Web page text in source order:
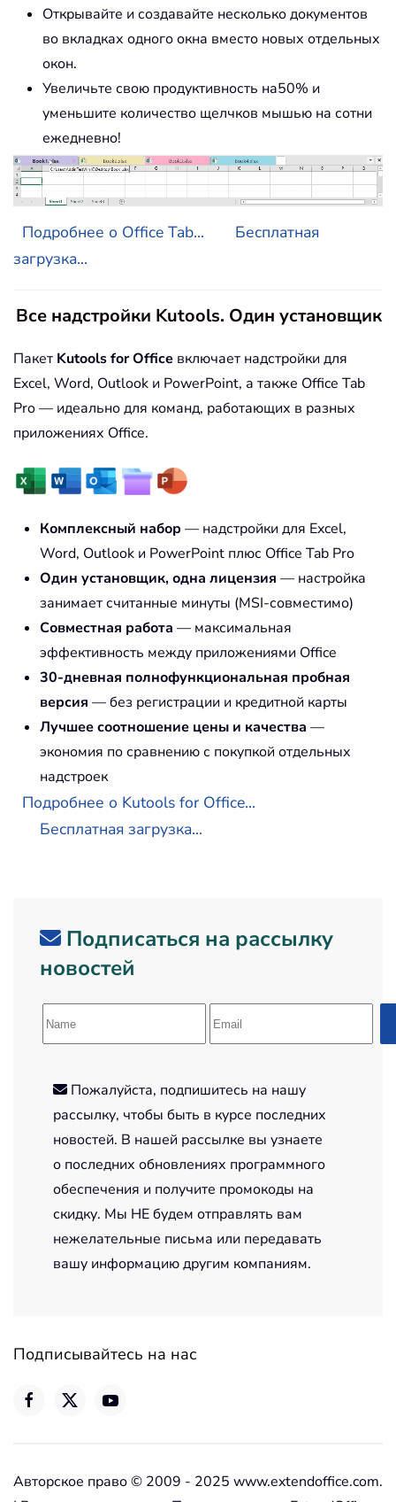
Открывайте и создавайте несколько документов
во вкладках одного окна вместо новых отдельных
окон.
Увеличьте свою продуктивность на50% и
уменьшите количество щелчков мышью на сотни
ежедневно!
Подробнее о Office Tab...
Бесплатная
загрузка...
Все надстройки Kutools. Один установщик
Пакет Kutools for Office включает надстройки для
Excel, Word, Outlook и PowerPoint, а также Office Tab
Pro — идеально для команд, работающих в разных
приложениях Office.
Комплексный набор — надстройки для Excel,
Word, Outlook и PowerPoint плюс Office Tab Pro
Один установщик, одна лицензия — настройка
занимает считанные минуты (MSI-совместимо)
Совместная работа — максимальная
эффективность между приложениями Office
30-дневная полнофункциональная пробная
версия — без регистрации и кредитной карты
Лучшее соотношение цены и качества —
экономия по сравнению с покупкой отдельных
надстроек
Подробнее о Kutools for Office...
Бесплатная загрузка...
Подписаться на рассылку
новостей
Пожалуйста, подпишитесь на нашу
рассылку, чтобы быть в курсе последних
новостей. В нашей рассылке вы узнаете
о последних обновлениях программного
обеспечения и получите промокоды на
скидку. Мы НЕ будем отправлять вам
нежелательные письма или передавать
вашу информацию другим компаниям.
Подписывайтесь на нас
Авторское право © 2009 - 2025 www.extendoffice.com.